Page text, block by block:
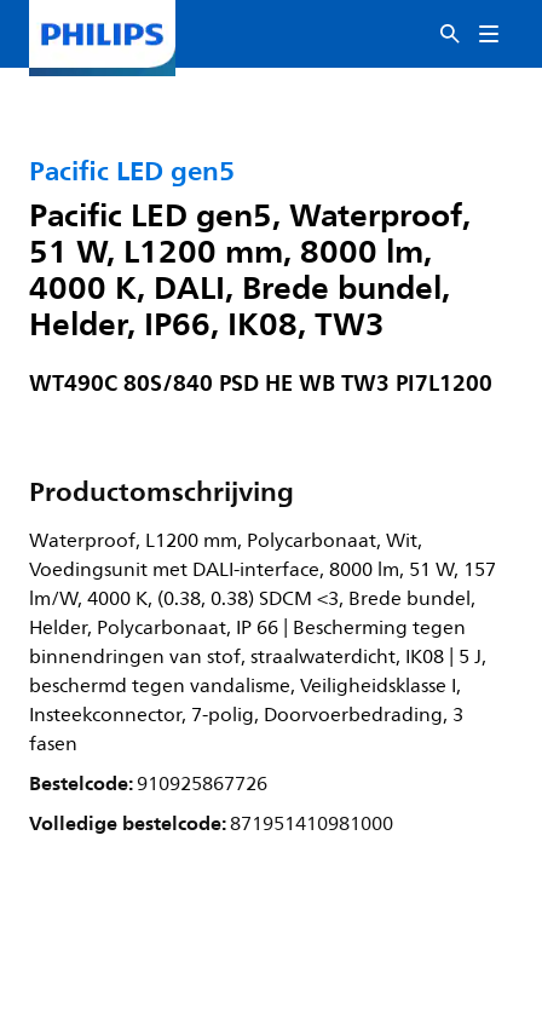
Pacific LED gen5
Pacific LED gen5, Waterproof,
51 W, L1200 mm, 8000 lm,
4000 K, DALI, Brede bundel,
Helder, IP66, IK08, TW3
WT490C 80S/840 PSD HE WB TW3 PI7L1200
Productomschrijving
Waterproof, L1200 mm, Polycarbonaat, Wit,
Voedingsunit met DALI-interface, 8000 lm, 51 W, 157
lm/W, 4000 K, (0.38, 0.38) SDCM <3, Brede bundel,
Helder, Polycarbonaat, IP 66 | Bescherming tegen
binnendringen van stof, straalwaterdicht, IK08 | 5 J,
beschermd tegen vandalisme, Veiligheidsklasse I,
Insteekconnector, 7-polig, Doorvoerbedrading, 3
fasen
Bestelcode:910925867726
Volledige bestelcode:871951410981000